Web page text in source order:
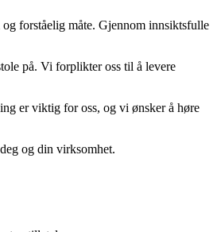
forståelig måte. Gjennom innsiktsfulle
på. Vi forplikter oss til å levere
er viktig for oss, og vi ønsker å høre
og din virksomhet.